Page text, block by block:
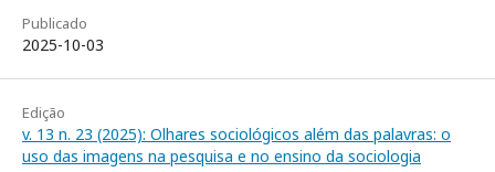
Publicado
2025-10-03
Edição
v. 13 n. 23 (2025): Olhares sociológicos além das palavras: o
uso das imagens na pesquisa e no ensino da sociologia